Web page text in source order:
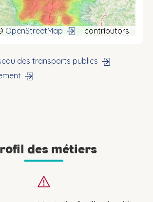
OpenStreetMap contributors.
des transports publics
des métiers